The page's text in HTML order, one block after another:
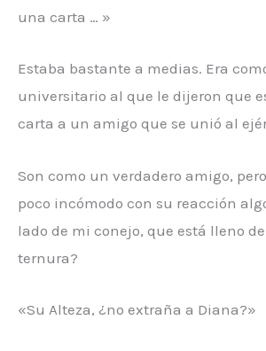
una carta … »
Estaba bastante a medias. Era
universitario al que le dijeron que
carta a un amigo que se unió al
Son como un verdadero amigo,
poco incómodo con su reacción
lado de mi conejo, que está lleno
ternura?
«Su Alteza, ¿no extraña a Diana?»